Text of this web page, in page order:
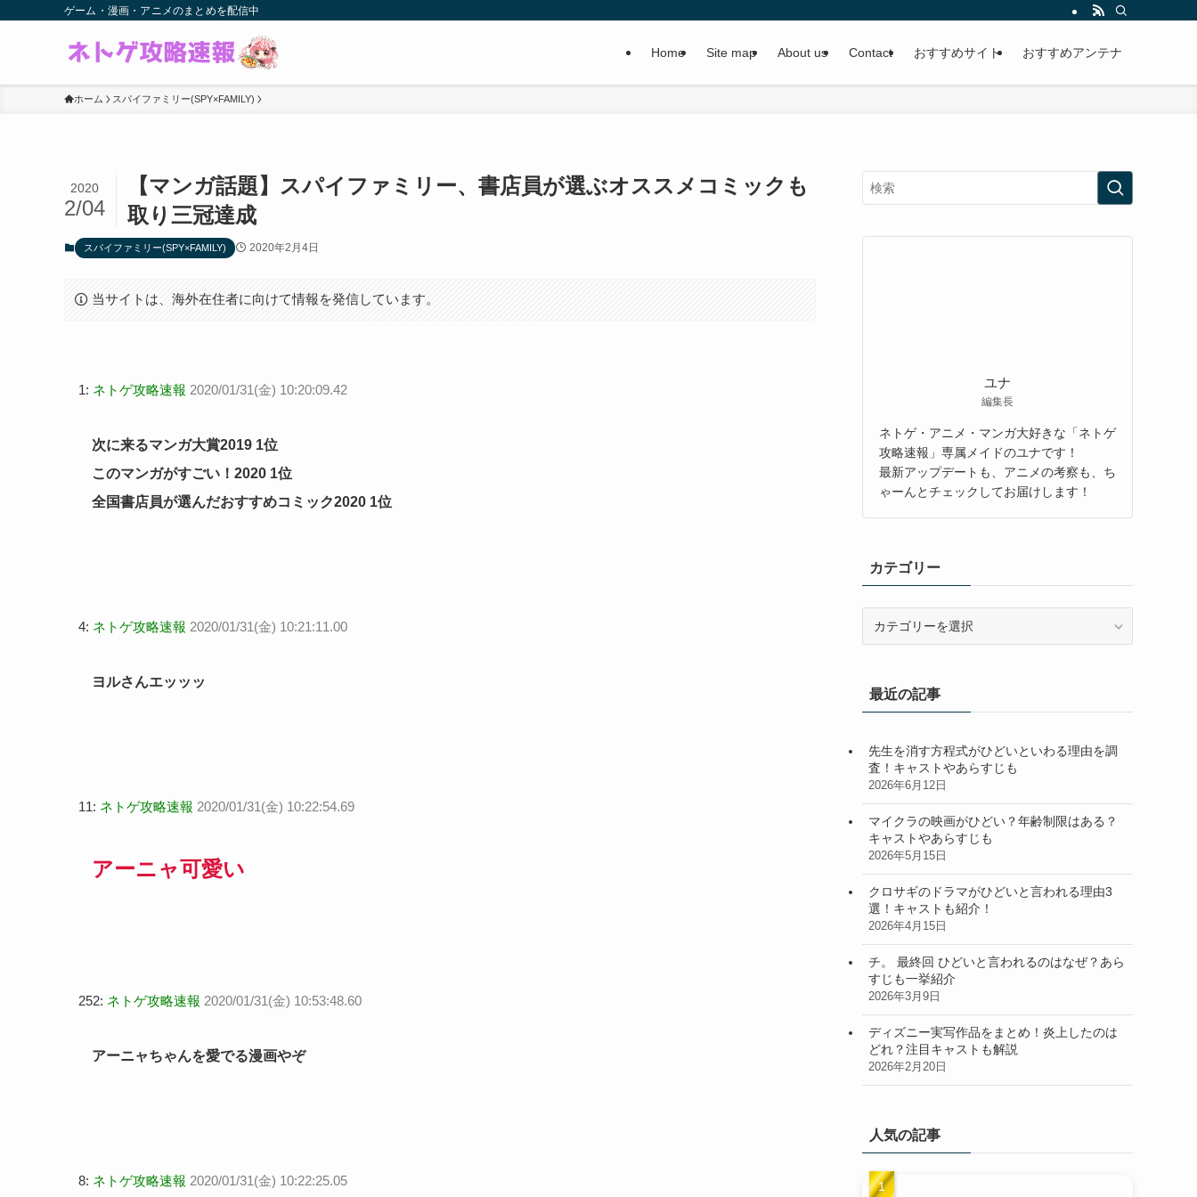
ゲーム・漫画・アニメのまとめを配信中
Home Site map About us Contact おすすめサイト おすすめアンテナ
ホーム スパイファミリー(SPY×FAMILY)
【マンガ話題】スパイファミリー、書店員が選ぶオススメコミックも
取り三冠達成
2020
2/04
スパイファミリー(SPY×FAMILY) 2020年2月4日
当サイトは、海外在住者に向けて情報を発信しています。
1: ネトゲ攻略速報 2020/01/31(金) 10:20:09.42
次に来るマンガ大賞2019 1位
このマンガがすごい！2020 1位
全国書店員が選んだおすすめコミック2020 1位
4: ネトゲ攻略速報 2020/01/31(金) 10:21:11.00
ヨルさんエッッッ
11: ネトゲ攻略速報 2020/01/31(金) 10:22:54.69
アーニャ可愛い
252: ネトゲ攻略速報 2020/01/31(金) 10:53:48.60
アーニャちゃんを愛でる漫画やぞ
8: ネトゲ攻略速報 2020/01/31(金) 10:22:25.05
ユナ
編集長
ネトゲ・アニメ・マンガ大好きな「ネトゲ
攻略速報」専属メイドのユナです！
最新アップデートも、アニメの考察も、ち
ゃーんとチェックしてお届けします！
カテゴリー
ー最近の記事
先生を消す方程式がひどいといわる理由を調
査！キャストやあらすじも
2026年6月12日
マイクラの映画がひどい？年齢制限はある？
キャストやあらすじも
2026年5月15日
クロサギのドラマがひどいと言われる理由3
選！キャストも紹介！
2026年4月15日
チ。 最終回 ひどいと言われるのはなぜ？あら
すじも一挙紹介
2026年3月9日
ディズニー実写作品をまとめ！炎上したのは
どれ？注目キャストも解説
2026年2月20日
人気の記事